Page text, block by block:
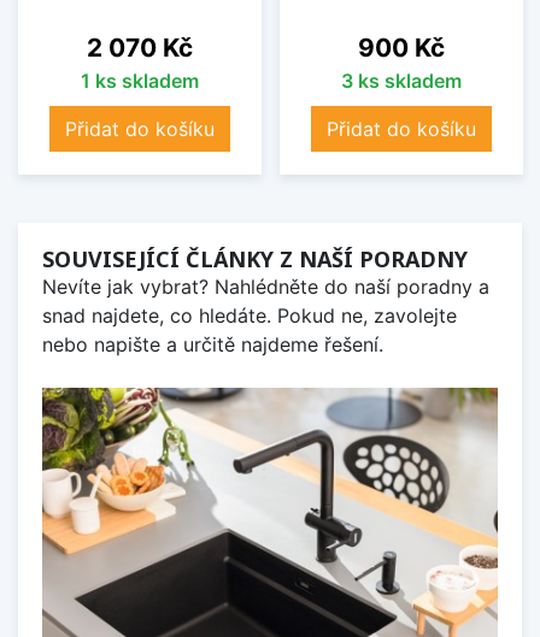
Cena
2 070 Kč
1 ks skladem
Přidat do košíku
Cena
900 Kč
3 ks skladem
Přidat do košíku
SOUVISEJÍCÍ ČLÁNKY Z NAŠÍ PORADNY
Nevíte jak vybrat? Nahlédněte do naší poradny a
snad najdete, co hledáte. Pokud ne, zavolejte
nebo napište a určitě najdeme řešení.